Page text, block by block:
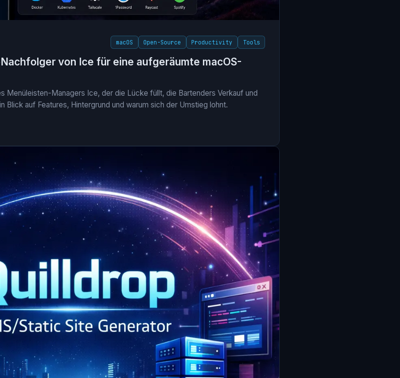
macOS Open-Source Productivity Tools
von Ice für eine aufgeräumte macOS-
Menüleisten-Managers Ice, der die Lücke füllt, die Bartenders Verkauf und
Blick auf Features, Hintergrund und warum sich der Umstieg lohnt.